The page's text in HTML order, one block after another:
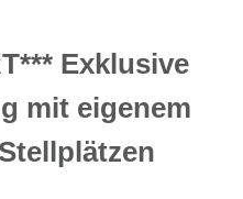
Exklusive
mit eigenem